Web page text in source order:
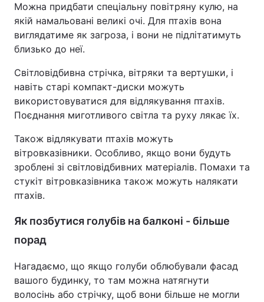
Можна придбати спеціальну повітряну кулю, на
якій намальовані великі очі. Для птахів вона
виглядатиме як загроза, і вони не підлітатимуть
близько до неї.
Світловідбивна стрічка, вітряки та вертушки, і
навіть старі компакт-диски можуть
використовуватися для відлякування птахів.
Поєднання миготливого світла та руху лякає їх.
Також відлякувати птахів можуть
вітровказівники. Особливо, якщо вони будуть
зроблені зі світловідбивних матеріалів. Помахи та
стукіт вітровказівника також можуть налякати
птахів.
Як позбутися голубів на балконі - більше
порад
Нагадаємо, що якщо голуби облюбували фасад
вашого будинку, то там можна натягнути
волосінь або стрічку, щоб вони більше не могли